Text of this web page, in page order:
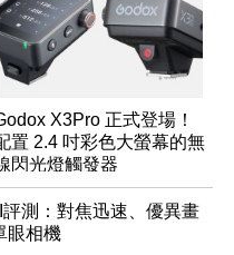
X3Pro 正式登場！
置 2.4 吋彩色大螢幕的無
閃光燈觸發器
測：對焦迅速、優異畫
眼相機